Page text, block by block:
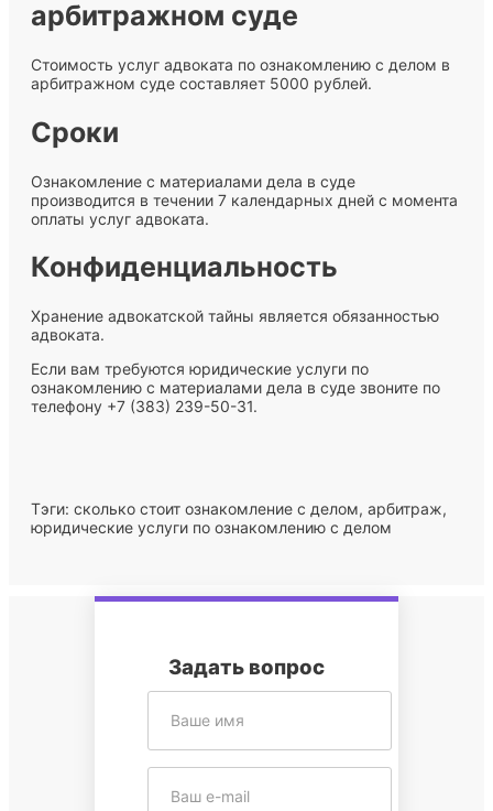
арбитражном суде
Стоимость услуг адвоката по ознакомлению с делом в
арбитражном суде составляет 5000 рублей.
Сроки
Ознакомление с материалами дела в суде
производится в течении 7 календарных дней с момента
оплаты услуг адвоката.
Конфиденциальность
Хранение адвокатской тайны является обязанностью
адвоката.
Если вам требуются юридические услуги по
ознакомлению с материалами дела в суде звоните по
телефону +7 (383) 239-50-31.
Тэги: сколько стоит ознакомление с делом, арбитраж,
юридические услуги по ознакомлению с делом
Задать вопрос